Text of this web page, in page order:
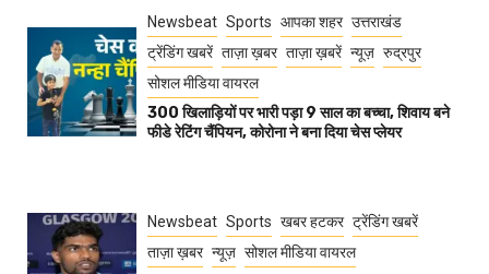
Newsbeat Sports आपका शहर उत्तराखंड
ट्रेंडिंग खबरें ताज़ा ख़बर ताज़ा ख़बरें न्यूज़ रुद्रपुर
सोशल मीडिया वायरल
300 खिलाड़ियों पर भारी पड़ा 9 साल का बच्चा, शिवाय बने
फीडे रेटिंग चैंपियन, कोरोना ने बना दिया चेस प्लेयर
Newsbeat Sports खबर हटकर ट्रेंडिंग खबरें
ताज़ा ख़बर न्यूज़ सोशल मीडिया वायरल